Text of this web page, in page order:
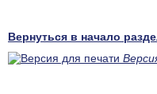
Вернуться в начало